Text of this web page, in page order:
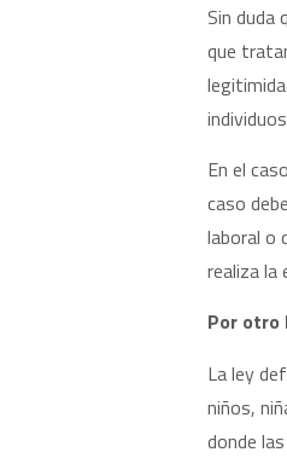
Sin duda
que
En el
caso
laboral o
realiza la
Por otro
La ley
niños,
donde